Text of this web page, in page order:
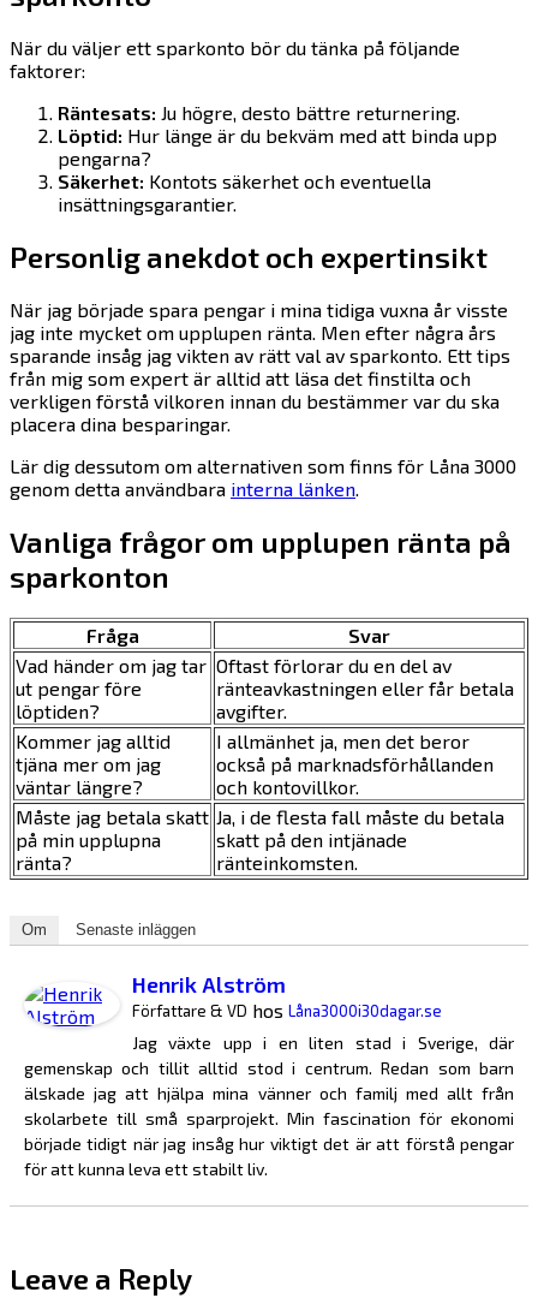
När du väljer ett sparkonto bör du tänka på följande
faktorer:
Räntesats: Ju högre, desto bättre returnering.
Löptid: Hur länge är du bekväm med att binda upp
pengarna?
Säkerhet: Kontots säkerhet och eventuella
insättningsgarantier.
Personlig anekdot och expertinsikt
När jag började spara pengar i mina tidiga vuxna år visste
jag inte mycket om upplupen ränta. Men efter några års
sparande insåg jag vikten av rätt val av sparkonto. Ett tips
från mig som expert är alltid att läsa det finstilta och
verkligen förstå vilkoren innan du bestämmer var du ska
placera dina besparingar.
Lär dig dessutom om alternativen som finns för Låna 3000
genom detta användbara interna länken.
Vanliga frågor om upplupen ränta på
sparkonton
Fråga
Svar
Vad händer om jag tar
ut pengar före
löptiden?
Oftast förlorar du en del av
ränteavkastningen eller får betala
avgifter.
Kommer jag alltid
tjäna mer om jag
väntar längre?
I allmänhet ja, men det beror
också på marknadsförhållanden
och kontovillkor.
Måste jag betala skatt
på min upplupna
ränta?
Ja, i de flesta fall måste du betala
skatt på den intjänade
ränteinkomsten.
Om Senaste inläggen
Henrik Alström
Författare & VD hos Låna3000i30dagar.se
Jag växte upp i en liten stad i Sverige, där
gemenskap och tillit alltid stod i centrum. Redan som barn
älskade jag att hjälpa mina vänner och familj med allt från
skolarbete till små sparprojekt. Min fascination för ekonomi
började tidigt när jag insåg hur viktigt det är att förstå pengar
för att kunna leva ett stabilt liv.
Leave a Reply